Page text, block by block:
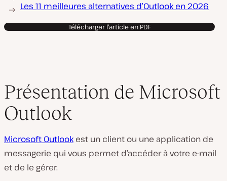
Les 11 meilleures alternatives d’Outlook en 2026
Télécharger l'article en PDF
Présentation de Microsoft
Outlook
Microsoft Outlook est un client ou une application de
messagerie qui vous permet d’accéder à votre e-mail
et de le gérer.